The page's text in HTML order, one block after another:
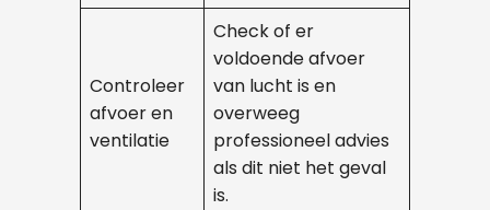
Controleer
afvoer en
ventilatie
Check of er
voldoende afvoer
van lucht is en
overweeg
professioneel advies
als dit niet het geval
is.